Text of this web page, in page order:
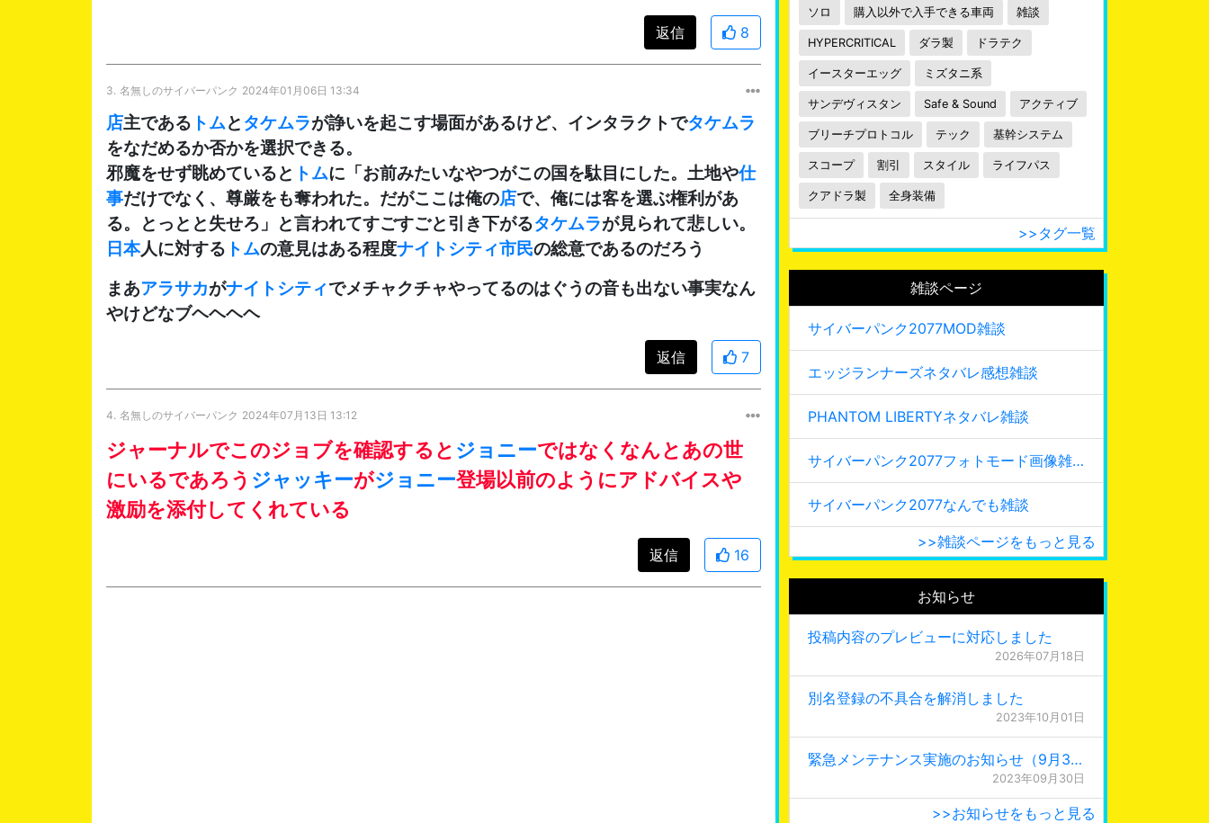
返信 8
3. 名無しのサイバーパンク 2024年01月06日 13:34
店主である トムと タケムラが諍いを起こす場面があるけど、インタラクトでタケムラ
をなだめるか否かを選択できる。
邪魔をせず眺めていると トムに「お前みたいなやつがこの国を駄目にした。土地や仕
事だけでなく、尊厳をも奪われた。だがここは俺の店で、俺には客を選ぶ権利があ
る。とっとと失せろ」と言われてすごすごと引き下がるタケムラが見られて悲しい。
日本人に対する トムの意見はある程度ナイトシティ市民の総意であるのだろう
まあアラサカがナイトシティでメチャクチャやってるのはぐうの音も出ない事実なん
やけどなブヘヘヘヘ
返信 7
4. 名無しのサイバーパンク 2024年07月13日 13:12
ジャーナルでこのジョブを確認すると ジョニーではなくなんとあの世
にいるであろう ジャッキーがジョニー登場以前のようにアドバイスや
激励を添付してくれている
返信 16
ソロ 購入以外で入手できる車両 雑談
HYPERCRITICAL ダラ製 ドラテク
イースターエッグ ミズタニ系
サンデヴィスタン Safe & Sound アクティブ
ブリーチプロトコル テック 基幹システム
スコープ 割引 スタイル ライフパス
クアドラ製 全身装備
>>タグ一覧
雑談ページ
サイバーパンク2077MOD雑談
エッジランナーズネタバレ感想雑談
PHANTOM LIBERTYネタバレ雑談
サイバーパンク2077フォトモード画像雑談
サイバーパンク2077なんでも雑談
>>雑談ページをもっと見る
お知らせ
投稿内容のプレビューに対応しました
2026年07月18日
別名登録の不具合を解消しました
2023年10月01日
緊急メンテナンス実施のお知らせ（9月30日 0:15更新）
2023年09月30日
>>お知らせをもっと見る